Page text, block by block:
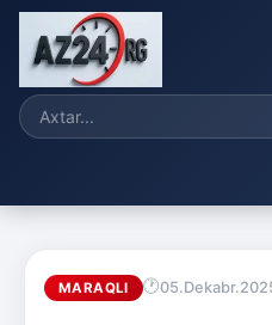
MARAQLI